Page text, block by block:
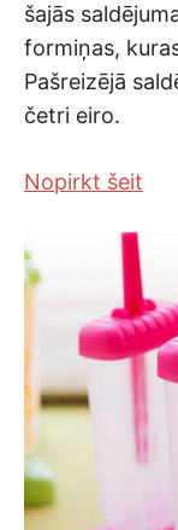
šajās
formiņas,
Pašreizējā
četri eiro.
Nopirkt šeit